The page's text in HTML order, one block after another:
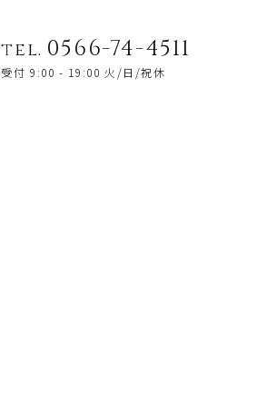
tel. 0566-74-4511
受付 9:00 - 19:00 火/日/祝休